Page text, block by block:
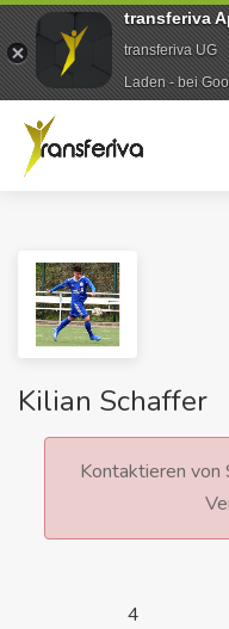
Kilian Schaffer
Kontaktieren von
4
transferiva
transferiva UG
Laden - bei